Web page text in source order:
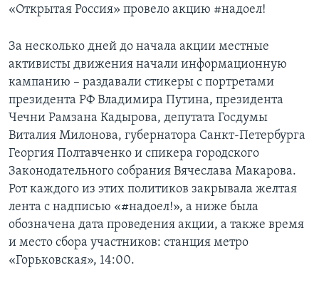
«Открытая Россия» провело акцию #надоел!
За несколько дней до начала акции местные
активисты движения начали информационную
кампанию – раздавали стикеры с портретами
президента РФ Владимира Путина, президента
Чечни Рамзана Кадырова, депутата Госдумы
Виталия Милонова, губернатора Санкт-Петербурга
Георгия Полтавченко и спикера городского
Законодательного собрания Вячеслава Макарова.
Рот каждого из этих политиков закрывала желтая
лента с надписью «#надоел!», а ниже была
обозначена дата проведения акции, а также время
и место сбора участников: станция метро
«Горьковская», 14:00.